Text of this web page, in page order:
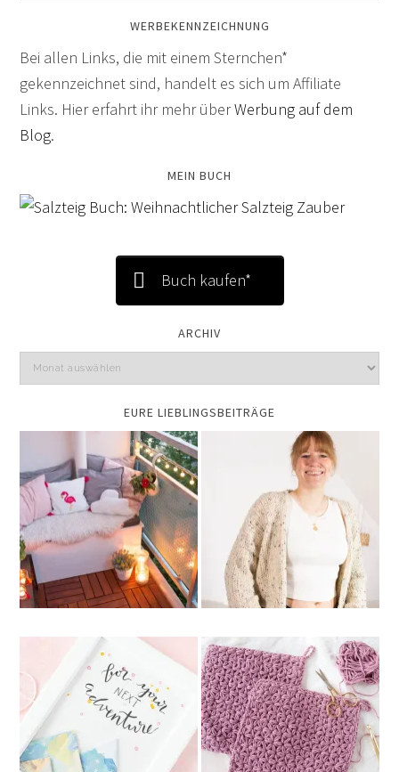
WERBEKENNZEICHNUNG
Bei allen Links, die mit einem Sternchen*
gekennzeichnet sind, handelt es sich um Affiliate
Links. Hier erfahrt ihr mehr überWerbung auf dem
Blog.
MEIN BUCH
Buch kaufen*
ARCHIV
EURE LIEBLINGSBEITRÄGE